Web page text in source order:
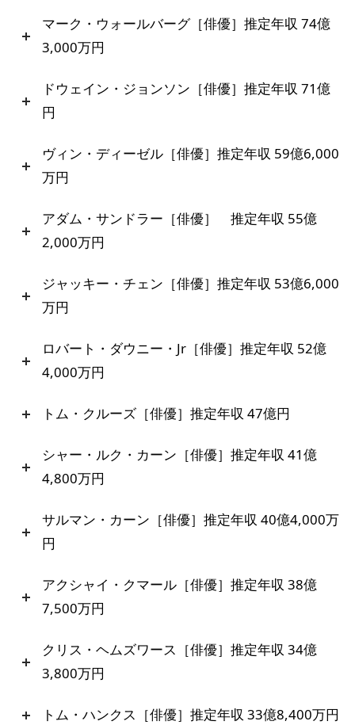
マーク・ウォールバーグ［俳優］推定年収 74億
3,000万円
ドウェイン・ジョンソン［俳優］推定年収 71億
円
ヴィン・ディーゼル［俳優］推定年収 59億6,000
万円
アダム・サンドラー［俳優］ 推定年収 55億
2,000万円
ジャッキー・チェン［俳優］推定年収 53億6,000
万円
ロバート・ダウニー・Jr［俳優］推定年収 52億
4,000万円
トム・クルーズ［俳優］推定年収 47億円
シャー・ルク・カーン［俳優］推定年収 41億
4,800万円
サルマン・カーン［俳優］推定年収 40億4,000万
円
アクシャイ・クマール［俳優］推定年収 38億
7,500万円
クリス・ヘムズワース［俳優］推定年収 34億
3,800万円
トム・ハンクス［俳優］推定年収 33億8,400万円